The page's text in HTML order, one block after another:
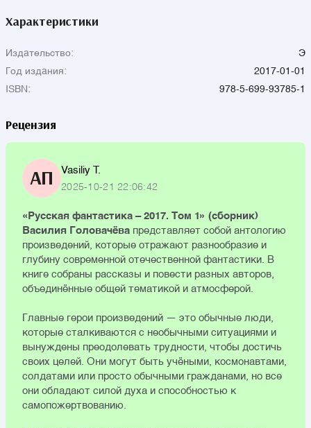
Характеристики
Издательство:
Э
Год издания:
2017-01-01
ISBN:
978-5-699-93785-1
Рецензия
АП Vasiliy T.
2025-10-21 22:06:42
«Русская фантастика – 2017. Том 1» (сборник)
Василия Головачёва представляет собой антологию
произведений, которые отражают разнообразие и
глубину современной отечественной фантастики. В
книге собраны рассказы и повести разных авторов,
объединённые общей тематикой и атмосферой.
Главные герои произведений — это обычные люди,
которые сталкиваются с необычными ситуациями и
вынуждены преодолевать трудности, чтобы достичь
своих целей. Они могут быть учёными, космонавтами,
солдатами или просто обычными гражданами, но все
они обладают силой духа и способностью к
самопожертвованию.